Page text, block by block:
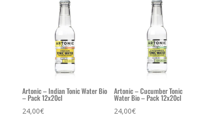
Artonic – Indian Tonic Water Bio
– Pack 12x20cl
24,00€
Artonic – Cucumber Tonic
Water Bio – Pack 12x20cl
24,00€